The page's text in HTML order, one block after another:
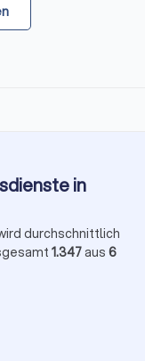
in
durchschnittlich
1.347aus 6